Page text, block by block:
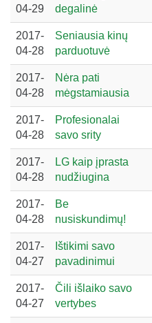
04-29
degalinė
2017-
04-28
Seniausia kinų
parduotuvė
2017-
04-28
Nėra pati
mėgstamiausia
2017-
04-28
Profesionalai
savo srity
2017-
04-28
LG kaip įprasta
nudžiugina
2017-
04-28
Be
nusiskundimų!
2017-
04-27
Ištikimi savo
pavadinimui
2017-
04-27
Čili išlaiko savo
vertybes